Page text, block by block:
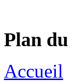
Plan du
Accueil